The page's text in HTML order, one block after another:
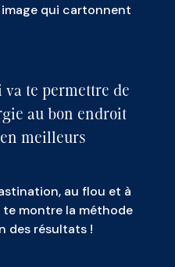
qui cartonnent
va te permettre de
au bon endroit
meilleurs
au flou et à
te montre la méthode
des résultats !